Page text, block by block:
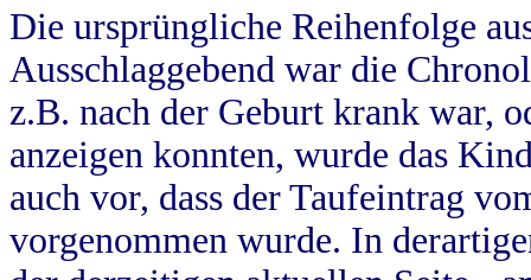
Die ursprüngliche Reihenfolge
Ausschlaggebend war die
z.B. nach der Geburt krank war,
anzeigen konnten, wurde das
auch vor, dass der Taufeintrag
vorgenommen wurde. In